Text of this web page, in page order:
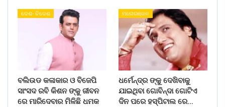
ଦେଶ- ବିଦେଶ
ବଲିଉଡ କଳାକାର ଓ ବିଜେପି
ସାଂସଦ ରବି କିଶନ ଙ୍କୁ ଜୀବନ
ରେ ମାରିଦେବାର ମିଳିଛି ଧମକ
ମନୋରଞ୍ଜନ
ଧର୍ମେନ୍ଦ୍ର ଙ୍କୁ ଦେଖିବାକୁ
ଯାଇଥିବା ଗୋବିନ୍ଦା ଗୋଟିଏ
ଦିନ ପରେ ହସ୍ପିଟାଲ ରେ…